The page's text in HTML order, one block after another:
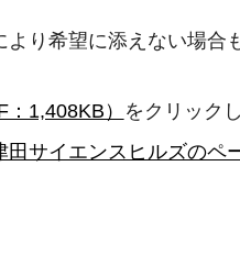
り希望に添えない場合
1,408KB）
をクリック
サイエンスヒルズのペ